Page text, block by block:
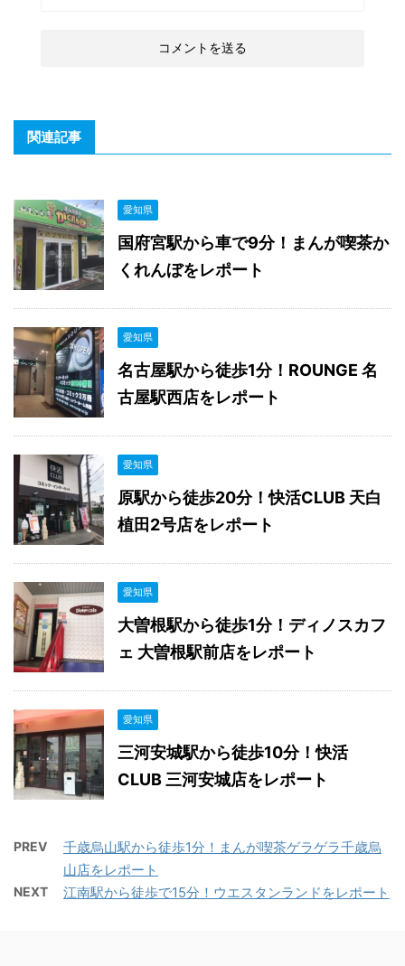
関連記事
愛知県
国府宮駅から車で9分！まんが喫茶か
くれんぼをレポート
愛知県
名古屋駅から徒歩1分！ROUNGE 名
古屋駅西店をレポート
愛知県
原駅から徒歩20分！快活CLUB 天白
植田2号店をレポート
愛知県
大曽根駅から徒歩1分！ディノスカフ
ェ 大曽根駅前店をレポート
愛知県
三河安城駅から徒歩10分！快活
CLUB 三河安城店をレポート
PREV
千歳烏山駅から徒歩1分！まんが喫茶ゲラゲラ千歳烏
山店をレポート
NEXT 江南駅から徒歩で15分！ウエスタンランドをレポート